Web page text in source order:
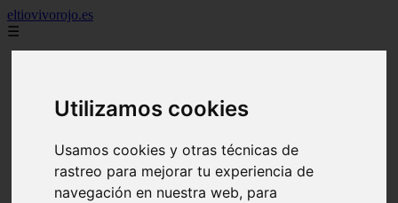
Utilizamos cookies
Usamos cookies y otras técnicas de
rastreo para mejorar tu experiencia de
navegación en nuestra web, para
eltiovivorojo.es
☰
argentina
comidas
espana
huevos
mariscos